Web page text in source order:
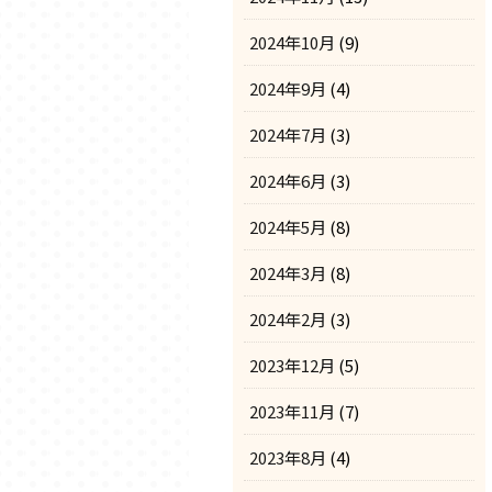
2024年10月 (9)
2024年9月 (4)
2024年7月 (3)
2024年6月 (3)
2024年5月 (8)
2024年3月 (8)
2024年2月 (3)
2023年12月 (5)
2023年11月 (7)
2023年8月 (4)